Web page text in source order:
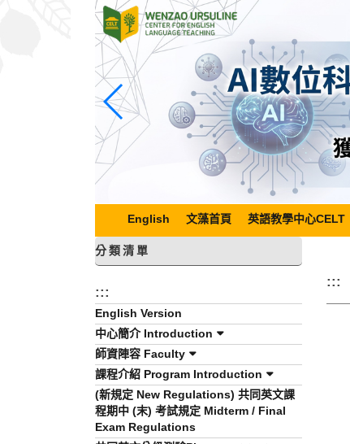
English 文藻首頁 英語教學中心CELT
分類清單
:::
English Version
中心簡介 Introduction
師資陣容 Faculty
課程介紹 Program Introduction
(新規定 New Regulations) 共同英文課
程期中 (末) 考試規定 Midterm / Final
Exam Regulations
:::